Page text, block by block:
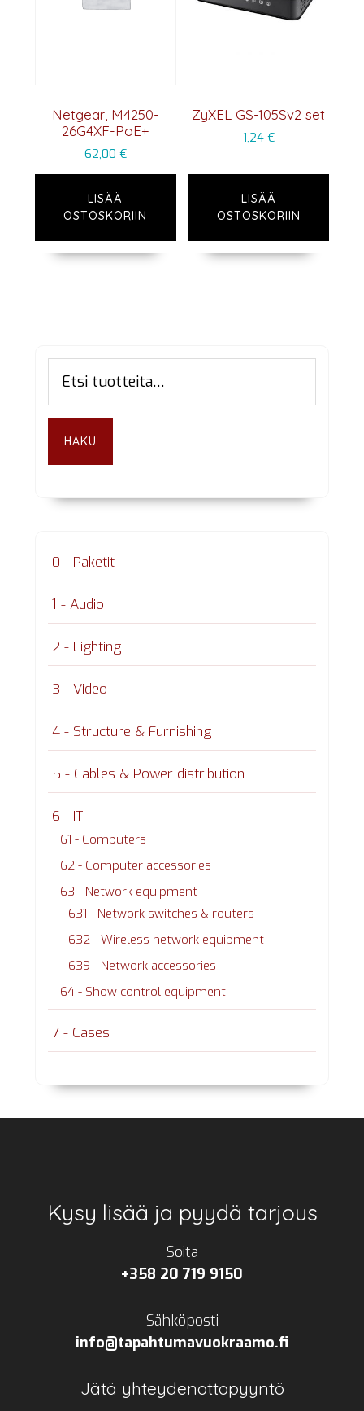
Netgear, M4250-
26G4XF-PoE+
62,00 €
LISÄÄ
OSTOSKORIIN
ZyXEL GS-105Sv2 set
1,24 €
LISÄÄ
OSTOSKORIIN
Ensisijainen
sivupalkki
HAKU
0 - Paketit
1 - Audio
2 - Lighting
3 - Video
4 - Structure & Furnishing
5 - Cables & Power distribution
6 - IT
61 - Computers
62 - Computer accessories
63 - Network equipment
631 - Network switches & routers
632 - Wireless network equipment
639 - Network accessories
64 - Show control equipment
7 - Cases
Footer
Kysy lisää ja pyydä tarjous
Soita
+358 20 719 9150
Sähköposti
info@tapahtumavuokraamo.fi
Jätä yhteydenottopyyntö